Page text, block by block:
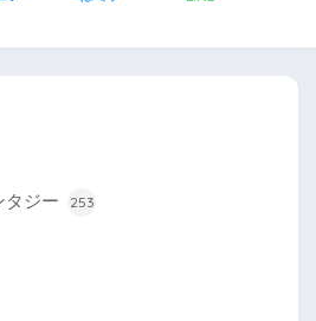
タジー 253